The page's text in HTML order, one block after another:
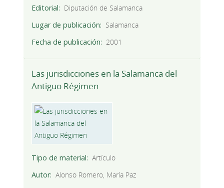
Editorial
Diputación de Salamanca
Lugar de publicación
Salamanca
Fecha de publicación
2001
Las jurisdicciones en la Salamanca del
Antiguo Régimen
Tipo de material
Artículo
Autor
Alonso Romero, María Paz